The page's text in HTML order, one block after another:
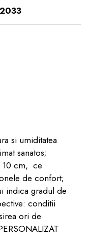
si umiditatea
sanatos;
10 cm, ce
de confort;
indica gradul de
conditii
ori de